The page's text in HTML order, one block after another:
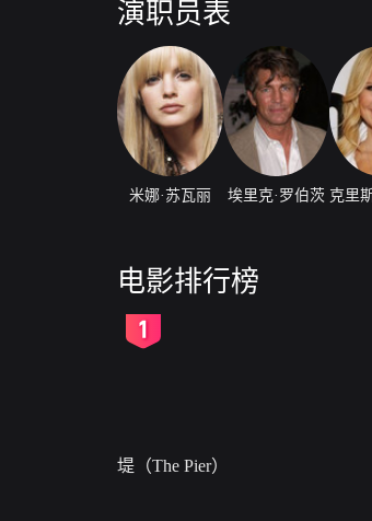
演职员表
米娜·苏瓦丽 埃里克·罗伯茨
电影排行榜
堤（The Pier）